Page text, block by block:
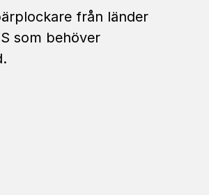
från länder
som behöver